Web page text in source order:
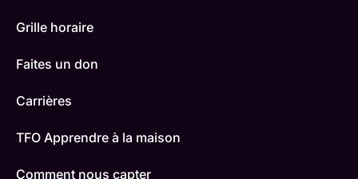
Grille horaire
Faites un don
Carrières
TFO Apprendre à la maison
Comment nous capter